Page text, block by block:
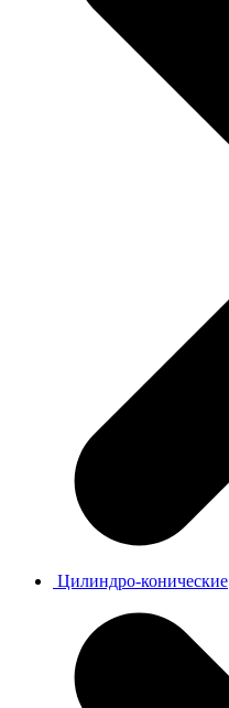
Цилиндро-конические